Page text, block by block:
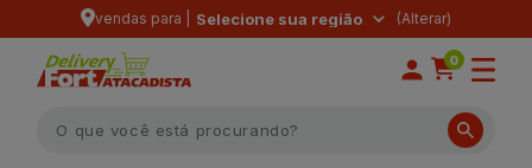
vendas para | Selecione sua região
0